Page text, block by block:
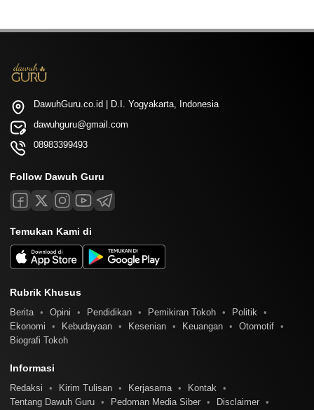
DawuhGuru.co.id | D.I. Yogyakarta, Indonesia
dawuhguru@gmail.com
08983399493
Follow Dawuh Guru
Temukan Kami di
Rubrik Khusus
Berita Opini Pendidikan Pemikiran Tokoh
Politik
Ekonomi
Kebudayaan Kesenian Keuangan
Otomotif
Biografi Tokoh
Informasi
Redaksi Kirim Tulisan Kerjasama
Kontak
Tentang Dawuh Guru
Pedoman Media Siber
Disclaimer